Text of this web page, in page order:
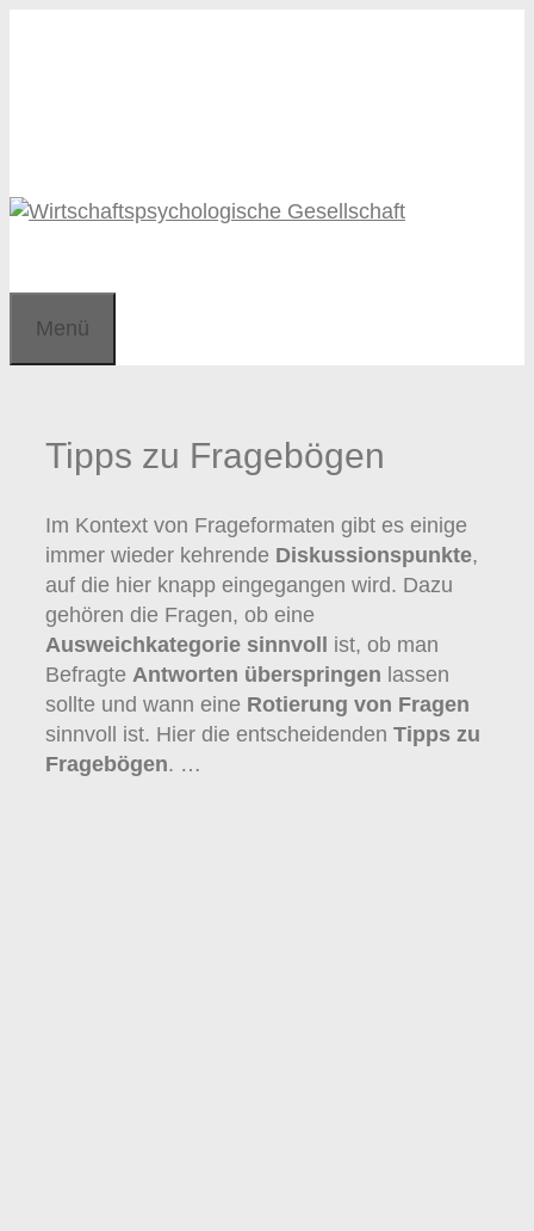
Menü
Tipps zu Fragebögen
Im Kontext von Frageformaten gibt es einige
immer wieder kehrende Diskussionspunkte,
auf die hier knapp eingegangen wird. Dazu
gehören die Fragen, ob eine
Ausweichkategorie sinnvoll ist, ob man
Befragte Antworten überspringen lassen
sollte und wann eine Rotierung von Fragen
sinnvoll ist. Hier die entscheidenden Tipps zu
Fragebögen. …